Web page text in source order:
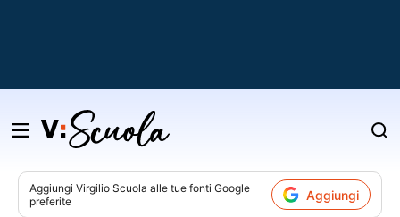
Salta
contenuto
Aggiungi Virgilio Scuola alle tue fonti Google
preferite
Aggiungi